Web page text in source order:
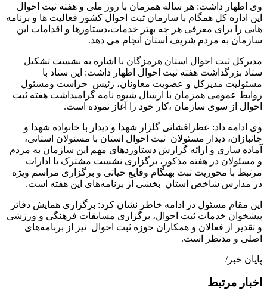
وی اظهار داشت: هر ساله همزمان با روز ملی و هفته ثبت احوال
این اداره کل همگام با سازمان ثبت احوال کشور فعالیت ها و برنامه
هایی را برای معرفی هر چه بهتر خدمات،دستاورها و اقدامات این
سازمان به مردم شریف استان انجام می دهد.
مدیرکل ثبت احوال استان هرمزگان با اشاره به نشست تشکیل
ستاد بزرگداشت هفته ثبت احوال اظهار داشت: این ستاد با
مسئولیت مدیرکل و عضویت معاونان، رئیس حراست ومسئول
روابط عمومی همزمان با ارسال شیوه نامه گرامیداشت هفته ثبت
احوال از سوی سازمان ،کار خود را آغاز نموده است.
وی ادامه داد: عطرافشانی گلزار شهدا و دیدار با خانواده شهدا و
جانبازان، دیدار مسئولان ثبت احوال استان با مسئولان استانی،
آماده سازی و ارائه گزارش دستاوردهای مهم این سازمان به مردم
و مسئولان در هفته مذکور، برگزاری نشست مشترک با ادارات
مرتبط با محوریت ثبت بهنگام وقایع حیاتی و برگزاری مراسم ویژه
در مدارس شاخص استان بخشی از برنامه‌های این هفته است.
این مقام مسئول در ادامه خاطر نشان کرد: برگزاری همایش دفاتر
پیشخوان خدمات ثبت احوال، برگزاری مسابقات فرهنگی و ورزشی
و تقدیر از فعالان و همکاران حوزه ثبت احوال نیز از برنامه‌های
اصلی و مدنظر است.
پایان خبر/
اخبار مرتبط